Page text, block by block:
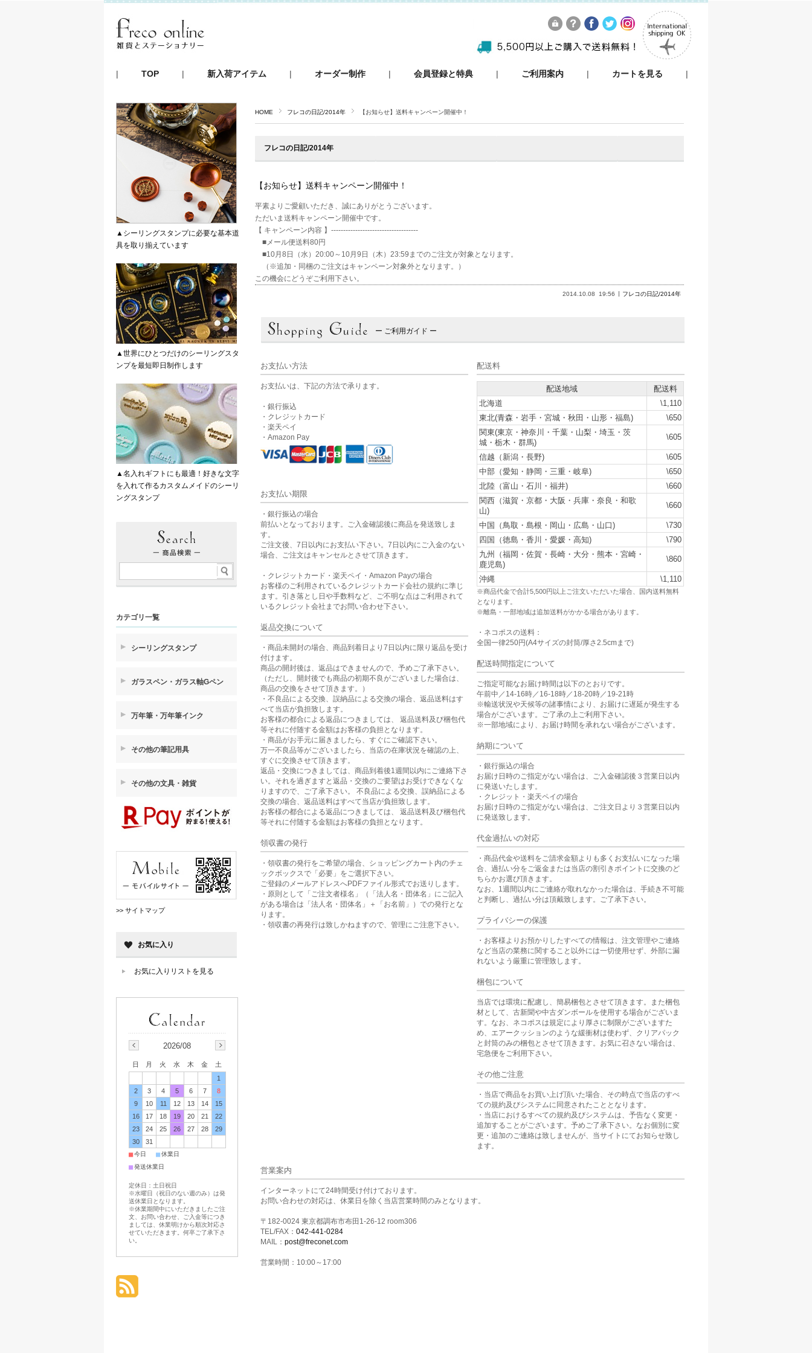
TOP 新入荷アイテム オーダー制作 会員登録と特典 ご利用案内 カートを見る
HOME フレコの日記/2014年 【お知らせ】送料キャンペーン開催中！
フレコの日記/2014年
【お知らせ】送料キャンペーン開催中！
平素よりご愛顧いただき、誠にありがとうございます。
ただいま送料キャンペーン開催中です。
【 キャンペーン内容 】------------------------------------
■メール便送料80円
■10月8日（水）20:00～10月9日（木）23:59までのご注文が対象となります。
（※追加・同梱のご注文はキャンペーン対象外となります。）
この機会にどうぞご利用下さい。
2014.10.08 19:56 フレコの日記/2014年
ー ご利用ガイド ー
お支払い方法
お支払いは、下記の方法で承ります。
・銀行振込
・クレジットカード
・楽天ペイ
・Amazon Pay
お支払い期限
・銀行振込の場合
前払いとなっております。ご入金確認後に商品を発送致しま
す。
ご注文後、7日以内にお支払い下さい。7日以内にご入金のない
場合、ご注文はキャンセルとさせて頂きます。
・クレジットカード・楽天ペイ・Amazon Payの場合
お客様のご利用されているクレジットカード会社の規約に準じ
ます。引き落とし日や手数料など、ご不明な点はご利用されて
いるクレジット会社までお問い合わせ下さい。
返品交換について
・商品未開封の場合、商品到着日より7日以内に限り返品を受け
付けます。
商品の開封後は、返品はできませんので、予めご了承下さい。
（ただし、開封後でも商品の初期不良がございました場合は、
商品の交換をさせて頂きます。）
・不良品による交換、誤納品による交換の場合、返品送料はす
べて当店が負担致します。
お客様の都合による返品につきましては、 返品送料及び梱包代
等それに付随する金額はお客様の負担となります。
・商品がお手元に届きましたら、すぐにご確認下さい。
万一不良品等がございましたら、当店の在庫状況を確認の上、
すぐに交換させて頂きます。
返品・交換につきましては、商品到着後1週間以内にご連絡下さ
い。それを過ぎますと返品・交換のご要望はお受けできなくな
りますので、ご了承下さい。 不良品による交換、誤納品による
交換の場合、返品送料はすべて当店が負担致します。
お客様の都合による返品につきましては、 返品送料及び梱包代
等それに付随する金額はお客様の負担となります。
領収書の発行
・領収書の発行をご希望の場合、ショッピングカート内のチェ
ックボックスで「必要」をご選択下さい。
ご登録のメールアドレスへPDFファイル形式でお送りします。
・原則として「ご注文者様名」（「法人名・団体名」にご記入
がある場合は「法人名・団体名」＋「お名前」）での発行とな
ります。
・領収書の再発行は致しかねますので、管理にご注意下さい。
配送料
配送地域
配送料
北海道
\1,110
東北(青森・岩手・宮城・秋田・山形・福島)
\650
関東(東京・神奈川・千葉・山梨・埼玉・茨
城・栃木・群馬)
\605
信越（新潟・長野)
\605
中部（愛知・静岡・三重・岐阜)
\650
北陸（富山・石川・福井)
\660
関西（滋賀・京都・大阪・兵庫・奈良・和歌
山)
\660
中国（鳥取・島根・岡山・広島・山口)
\730
四国（徳島・香川・愛媛・高知)
\790
九州（福岡・佐賀・長崎・大分・熊本・宮崎・
鹿児島)
\860
沖縄 \1,110
※商品代金で合計5,500円以上ご注文いただいた場合、国内送料無料
となります。
※離島・一部地域は追加送料がかかる場合があります。
・ネコポスの送料：
全国一律250円(A4サイズの封筒/厚さ2.5cmまで)
配送時間指定について
ご指定可能なお届け時間は以下のとおりです。
午前中／14-16時／16-18時／18-20時／19-21時
※輸送状況や天候等の諸事情により、お届けに遅延が発生する
場合がございます。ご了承の上ご利用下さい。
※一部地域により、お届け時間を承れない場合がございます。
納期について
・銀行振込の場合
お届け日時のご指定がない場合は、ご入金確認後３営業日以内
に発送いたします。
・クレジット・楽天ペイの場合
お届け日時のご指定がない場合は、ご注文日より３営業日以内
に発送致します。
代金過払いの対応
・商品代金や送料をご請求金額よりも多くお支払いになった場
合、過払い分をご返金または当店の割引きポイントに交換のど
ちらかお選び頂きます。
なお、1週間以内にご連絡が取れなかった場合は、手続き不可能
と判断し、過払い分は頂戴致します。ご了承下さい。
プライバシーの保護
・お客様よりお預かりしたすべての情報は、注文管理やご連絡
など当店の業務に関すること以外には一切使用せず、外部に漏
れないよう厳重に管理致します。
梱包について
当店では環境に配慮し、簡易梱包とさせて頂きます。また梱包
材として、古新聞や中古ダンボールを使用する場合がございま
す。なお、ネコポスは規定により厚さに制限がございますた
め、エアークッションのような緩衝材は使わず、クリアパック
と封筒のみの梱包とさせて頂きます。お気に召さない場合は、
宅急便をご利用下さい。
その他ご注意
・当店で商品をお買い上げ頂いた場合、その時点で当店のすべ
ての規約及びシステムに同意されたこととなります。
・当店におけるすべての規約及びシステムは、予告なく変更・
追加することがございます。予めご了承下さい。なお個別に変
更・追加のご連絡は致しませんが、当サイトにてお知らせ致し
ます。
営業案内
インターネットにて24時間受け付けております。
お問い合わせの対応は、休業日を除く当店営業時間のみとなります。
〒182-0024 東京都調布市布田1-26-12 room306
TEL/FAX： 042-441-0284
MAIL： post@freconet.com
営業時間：10:00～17:00
▲シーリングスタンプに必要な基本道
具を取り揃えています
▲世界にひとつだけのシーリングスタ
ンプを最短即日制作します
▲名入れギフトにも最適！好きな文字
を入れて作るカスタムメイドのシーリ
ングスタンプ
カテゴリ一覧
シーリングスタンプ
ガラスペン・ガラス軸Gペン
万年筆・万年筆インク
その他の筆記用具
その他の文具・雑貨
>> サイトマップ
お気に入り
お気に入りリストを見る
2026/08
日 月 火 水 木 金
土
1
2
3 4 5 6 7
8
9
10 11 12 13 14
15
16
17 18 19 20 21
22
23
24 25 26 27 28
29
30
31
■今日 ■休業日
■発送休業日
定休日：土日祝日
※水曜日（祝日のない週のみ）は発
送休業日となります。
※休業期間中にいただきましたご注
文、お問い合わせ、ご入金等につき
ましては、休業明けから順次対応さ
せていただきます。何卒ご了承下さ
い。